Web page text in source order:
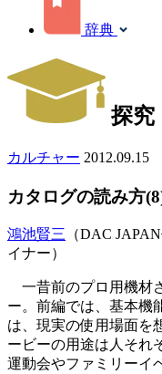
辞典
探究
カルチャー 2012.09.15
カタログの読み方
鴻池賢三 （DAC
イナー）
一昔前のプロ用機材
ー。前編では、基本機
は、現実の使用場面を
ービーの用途は人それ
運動会やファミリーイ